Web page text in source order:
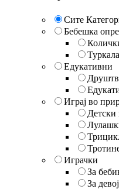
Сите
Бебешка
Едукативни
Играј во
Детски
Играчки
За
За